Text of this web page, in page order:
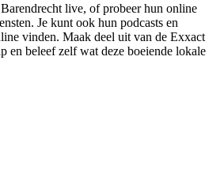
live, of probeer hun online
Je kunt ook hun podcasts en
vinden. Maak deel uit van de Exxact
en beleef zelf wat deze boeiende lokale